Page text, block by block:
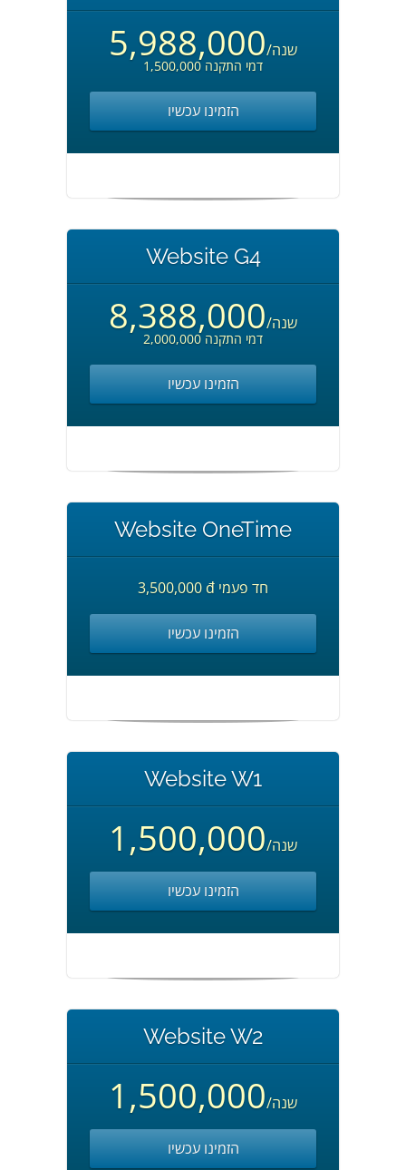
5,988,000 /שנה
1,500,000 דמי התקנה
הזמינו עכשיו
Website G4
8,388,000 /שנה
2,000,000 דמי התקנה
הזמינו עכשיו
Website OneTime
3,500,000 đ חד פעמי
הזמינו עכשיו
Website W1
1,500,000 /שנה
הזמינו עכשיו
Website W2
1,500,000 /שנה
הזמינו עכשיו